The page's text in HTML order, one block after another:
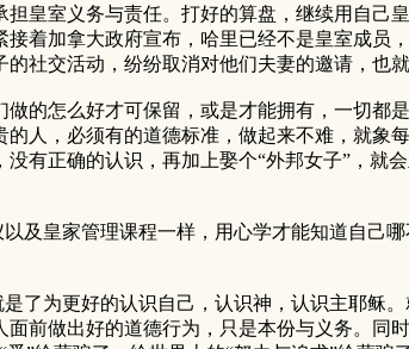
皇室义务与责任。打好的算盘，继续用自己
着加拿大政府宣布，哈里已经不是皇室成员
社交活动，纷纷取消对他们夫妻的邀请，也
怎么好才可保留，或是才能拥有，一切都
人，必须有的道德标准，做起来不难，就象
有正确的认识，再加上娶个“外邦女子”，就
皇家管理课程一样，用心学才能知道自己
为更好的认识自己，认识神，认识主耶稣。
前做出好的道德行为，只是本份与义务。同